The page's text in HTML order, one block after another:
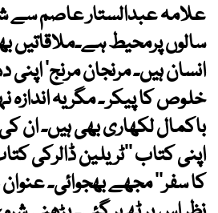
علامہ عبدالستار عاصم سے
سالوں پرمحیط ہے۔ملاقاتیں
انسان ہیں۔ مرنجان مرنج‘
خلوص کا پیکر ۔ مگر یہ اندازہ
باکمال لکھاری بھی ہیں۔
اپنی کتاب ’’ٹریلین ڈالرکی
کا سفر‘‘ مجھے بھجوائی۔ عنوان